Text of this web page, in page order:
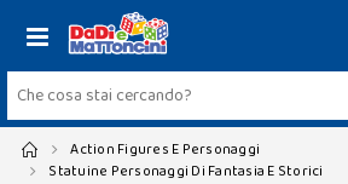
Action Figures E Personaggi
Statuine Personaggi Di Fantasia E Storici